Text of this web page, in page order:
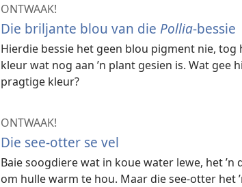
ONTWAAK!
Die briljante blou van die Pollia-bessie
Hierdie bessie het geen blou pigment nie,
kleur wat nog aan ’n plant gesien is. Wat gee
pragtige kleur?
ONTWAAK!
Die see-otter se vel
Baie soogdiere wat in koue water lewe, het ’n
om hulle warm te hou. Maar die see-otter het